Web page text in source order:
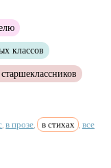
классов
в прозе в стихах , все